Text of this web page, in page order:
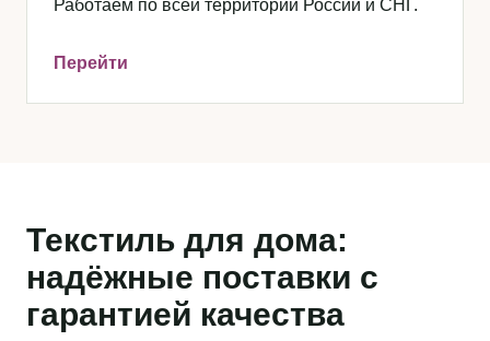
Работаем по всей территории России и СНГ.
Перейти
Текстиль для дома:
надёжные поставки с
гарантией качества